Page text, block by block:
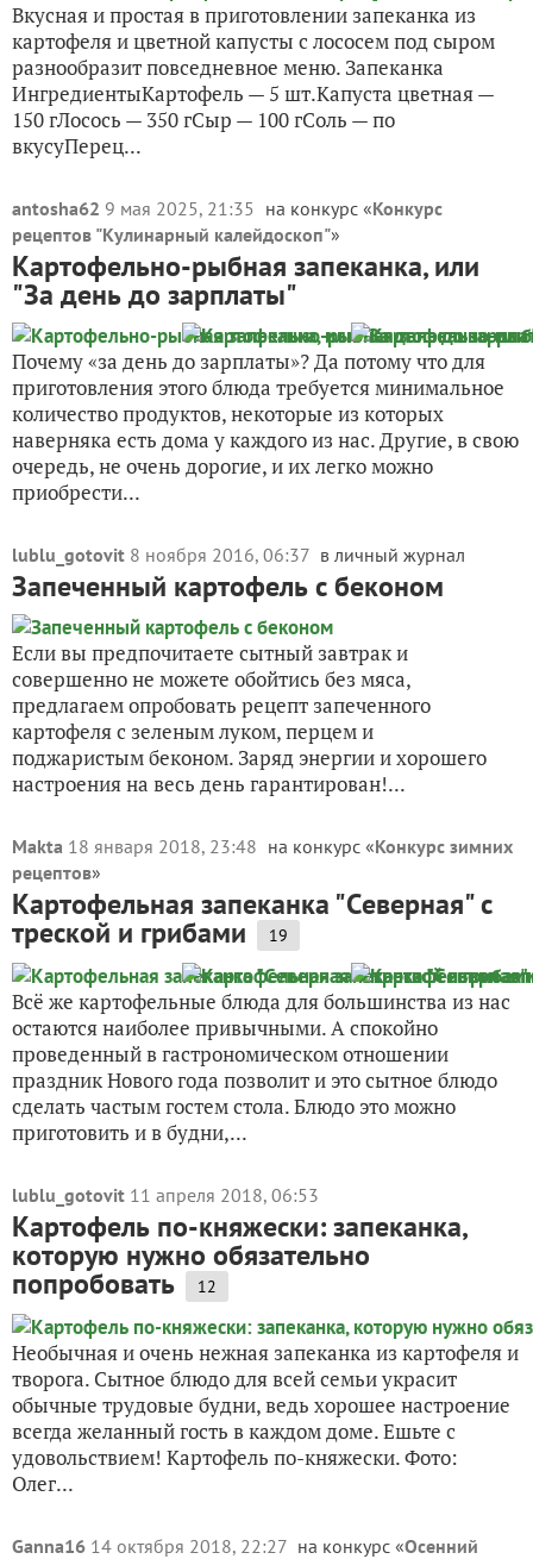
Вкусная и простая в приготовлении запеканка из
картофеля и цветной капусты с лососем под сыром
разнообразит повседневное меню. Запеканка
ИнгредиентыКартофель — 5 шт.Капуста цветная —
150 гЛосось — 350 гСыр — 100 гСоль — по
вкусуПерец...
antosha62 9 мая 2025, 21:35 на конкурс «Конкурс
рецептов "Кулинарный калейдоскоп"»
Картофельно-рыбная запеканка, или
"За день до зарплаты"
Почему «за день до зарплаты»? Да потому что для
приготовления этого блюда требуется минимальное
количество продуктов, некоторые из которых
наверняка есть дома у каждого из нас. Другие, в свою
очередь, не очень дорогие, и их легко можно
приобрести...
lublu_gotovit 8 ноября 2016, 06:37 в личный журнал
Запеченный картофель с беконом
Если вы предпочитаете сытный завтрак и
совершенно не можете обойтись без мяса,
предлагаем опробовать рецепт запеченного
картофеля с зеленым луком, перцем и
поджаристым беконом. Заряд энергии и хорошего
настроения на весь день гарантирован!...
Makta 18 января 2018, 23:48 на конкурс «Конкурс зимних
рецептов»
Картофельная запеканка "Cеверная" c
треской и грибами 19
Всё же картофельные блюда для большинства из нас
остаются наиболее привычными. А спокойно
проведенный в гастрономическом отношении
праздник Нового года позволит и это сытное блюдо
сделать частым гостем стола. Блюдо это можно
приготовить и в будни,...
lublu_gotovit 11 апреля 2018, 06:53
Картофель по-княжески: запеканка,
которую нужно обязательно
попробовать 12
Необычная и очень нежная запеканка из картофеля и
творога. Сытное блюдо для всей семьи украсит
обычные трудовые будни, ведь хорошее настроение
всегда желанный гость в каждом доме. Ешьте с
удовольствием! Картофель по-княжески. Фото:
Олег...
Ganna16 14 октября 2018, 22:27 на конкурс «Осенний